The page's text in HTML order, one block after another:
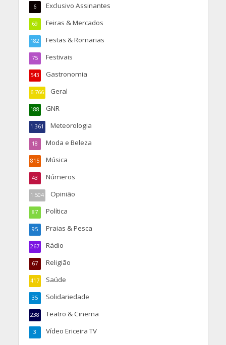
Exclusivo Assinantes
6
Feiras & Mercados
69
Festas & Romarias
182
Festivais
75
Gastronomia
543
Geral
6.766
GNR
188
Meteorologia
1.361
Moda e Beleza
18
Música
815
Números
43
Opinião
1.504
Política
87
Praias & Pesca
95
Rádio
267
Religião
67
Saúde
417
Solidariedade
35
Teatro & Cinema
238
Vídeo Ericeira TV
3